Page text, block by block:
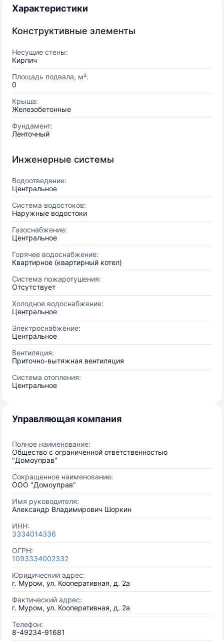
Характеристики
Конструктивные элементы
Несущие стены:
Кирпич
Площадь подвала, м²:
0
Крыша:
Железобетонные
Фундамент:
Ленточный
Инженерные системы
Водоотведение:
Центральное
Система водостоков:
Наружные водостоки
Газоснабжение:
Центральное
Горячее водоснабжение:
Квартирное (квартирный котел)
Система пожаротушения:
Отсутствует
Холодное водоснабжение:
Центральное
Электроснабжение:
Центральное
Вентиляция:
Приточно-вытяжная вентиляция
Система отопления:
Центральное
Управляющая компания
Полное наименование:
Общество с ограниченной ответственностью
"Домоуправ"
Сокращенное наименование:
ООО "Домоуправ"
Имя руководителя:
Александр Владимирович Шоркин
ИНН:
3334014336
ОГРН:
1093334002332
Юридический адрес:
г. Муром, ул. Кооперативная, д. 2а
Фактический адрес:
г. Муром, ул. Кооперативная, д. 2а
Телефон:
8-49234-91681